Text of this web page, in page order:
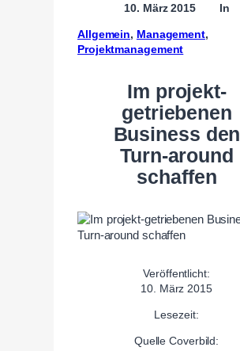
10. März 2015 In
Allgemein, Management
Projektmanagement
Im projekt-
getriebenen
Business den
Turn-around
schaffen
Veröffentlicht:
10. März 2015
Lesezeit:
Quelle Coverbild: